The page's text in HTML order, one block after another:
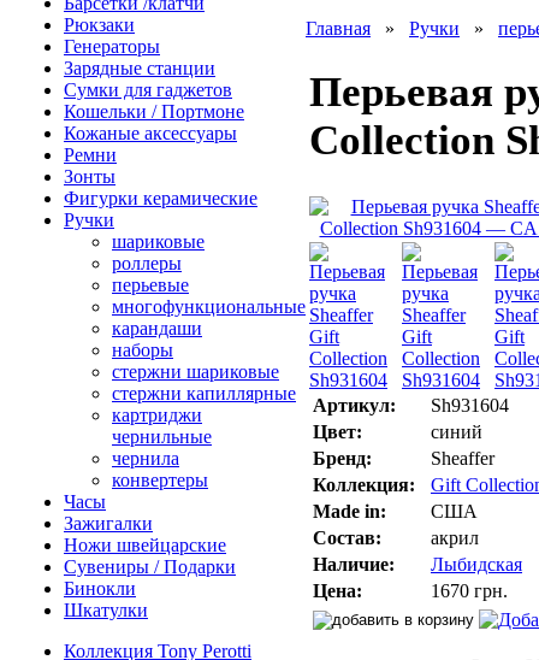
Рюкзаки
Генераторы
Зарядные станции
Сумки для гаджетов
Кошельки / Портмоне
Кожаные аксессуары
Ремни
Зонты
Фигурки керамические
Ручки
шариковые
роллеры
перьевые
многофункциональные
карандаши
наборы
стержни шариковые
стержни капиллярные
картриджи
чернильные
чернила
конвертеры
Часы
Зажигалки
Ножи швейцарские
Сувениры / Подарки
Бинокли
Шкатулки
Коллекция Tony Perotti
Главная » Ручки »
Перьевая
Collection
Артикул:
Sh931604
Цвет:
синий
Бренд:
Sheaffer
Коллекция:
Gift
Made in:
США
Состав:
акрил
Наличие:
Лыбидская
Цена:
1670 грн.